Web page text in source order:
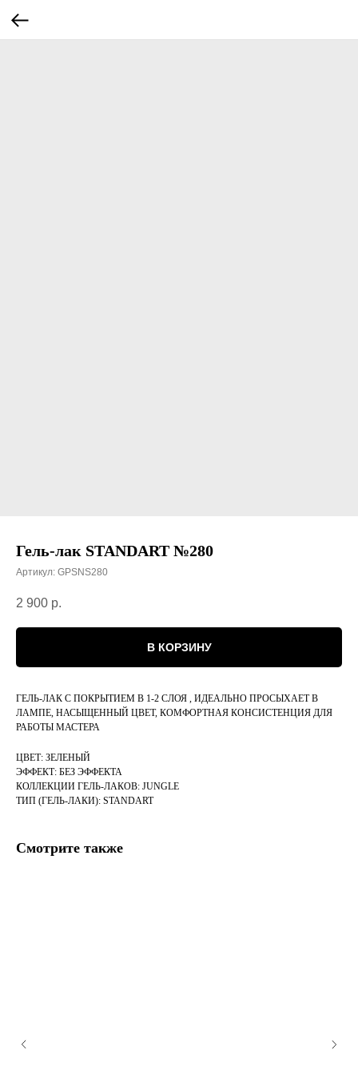
Гель-лак STANDART №280
Артикул: GPSNS280
2 900 р.
В КОРЗИНУ
ГЕЛЬ-ЛАК С ПОКРЫТИЕМ В 1-2 СЛОЯ , ИДЕАЛЬНО ПРОСЫХАЕТ В
ЛАМПЕ, НАСЫЩЕННЫЙ ЦВЕТ, КОМФОРТНАЯ КОНСИСТЕНЦИЯ ДЛЯ
РАБОТЫ МАСТЕРА
ЦВЕТ: ЗЕЛЕНЫЙ
ЭФФЕКТ: БЕЗ ЭФФЕКТА
КОЛЛЕКЦИИ ГЕЛЬ-ЛАКОВ: JUNGLE
ТИП (ГЕЛЬ-ЛАКИ): STANDART
Смотрите также